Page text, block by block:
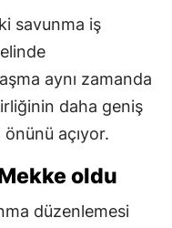
savunma iş
aynı zamanda
daha geniş
açıyor.
oldu
düzenlemesi